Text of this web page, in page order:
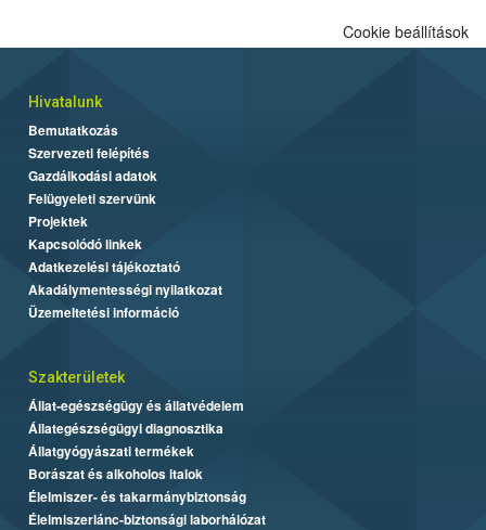
Cookie beállítások
Hivatalunk
Bemutatkozás
Szervezeti felépítés
Gazdálkodási adatok
Felügyeleti szervünk
Projektek
Kapcsolódó linkek
Adatkezelési tájékoztató
Akadálymentességi nyilatkozat
Üzemeltetési információ
Szakterületek
Állat-egészségügy és állatvédelem
Állategészségügyi diagnosztika
Állatgyógyászati termékek
Borászat és alkoholos italok
Élelmiszer- és takarmánybiztonság
Élelmiszerlánc-biztonsági laborhálózat